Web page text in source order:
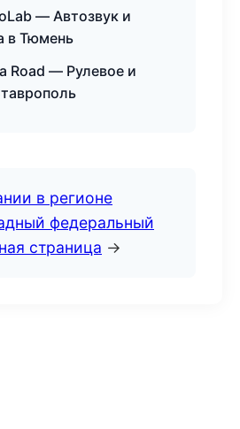
— Автозвук и
в Тюмень
Road — Рулевое и
в регионе
федеральный
страница →